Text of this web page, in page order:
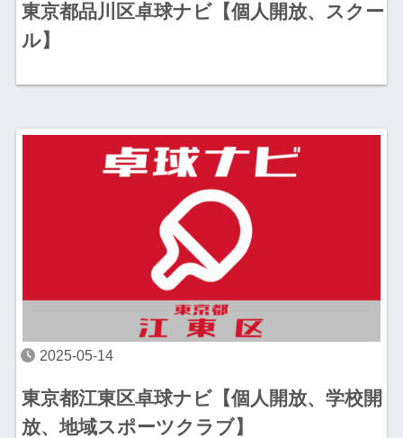
東京都品川区卓球ナビ【個人開放、スクー
ル】
2025-05-14
東京都江東区卓球ナビ【個人開放、学校開
放、地域スポーツクラブ】